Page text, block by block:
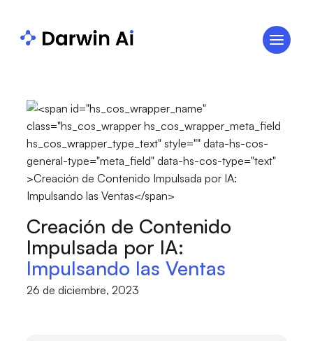
Creación de Contenido
Impulsada por IA:
Impulsando las Ventas
26 de diciembre, 2023